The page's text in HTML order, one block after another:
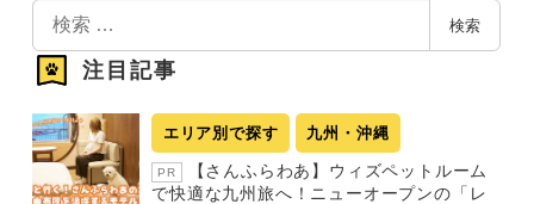
索
検索
注目記事
エリア別で探す 九州・沖縄
PR
【さんふらわあ】ウィズペットルーム
で快適な九州旅へ！ニューオープンの「レ